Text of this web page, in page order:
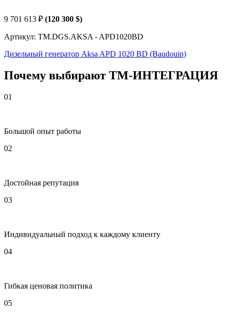
9 701 613 ₽ (120 300 $)
Артикул: TM.DGS.AKSA - APD1020BD
Дизельный генератор Aksa APD 1020 BD (Baudouin)
Почему выбирают ТМ-ИНТЕГРАЦИЯ
01
Большой опыт работы
02
Достойная репутация
03
Индивидуальный подход к каждому клиенту
04
Гибкая ценовая политика
05